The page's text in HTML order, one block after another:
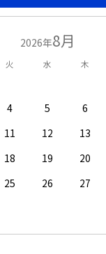
2026年8月
火 水 木
4 5 6
11 12 13
18 19 20
25 26 27